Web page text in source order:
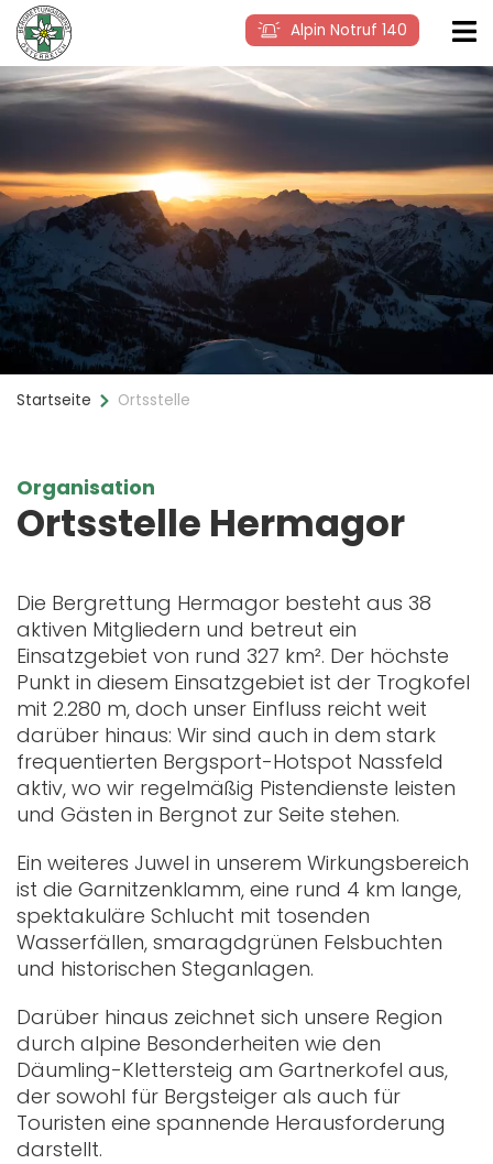
Alpin Notruf 140
Startseite Ortsstelle
Organisation
Ortsstelle Hermagor
Die Bergrettung Hermagor besteht aus 38
aktiven Mitgliedern und betreut ein
Einsatzgebiet von rund 327 km². Der höchste
Punkt in diesem Einsatzgebiet ist der Trogkofel
mit 2.280 m, doch unser Einfluss reicht weit
darüber hinaus: Wir sind auch in dem stark
frequentierten Bergsport-Hotspot Nassfeld
aktiv, wo wir regelmäßig Pistendienste leisten
und Gästen in Bergnot zur Seite stehen.
Ein weiteres Juwel in unserem Wirkungsbereich
ist die Garnitzenklamm, eine rund 4 km lange,
spektakuläre Schlucht mit tosenden
Wasserfällen, smaragdgrünen Felsbuchten
und historischen Steganlagen.
Darüber hinaus zeichnet sich unsere Region
durch alpine Besonderheiten wie den
Däumling-Klettersteig am Gartnerkofel aus,
der sowohl für Bergsteiger als auch für
Touristen eine spannende Herausforderung
darstellt.